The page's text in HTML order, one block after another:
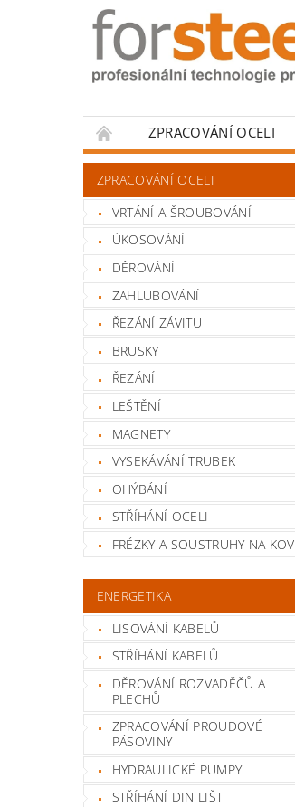
ZPRACOVÁNÍ OCELI
HODNOCENÍ OBCHODU
ZPRACOVÁNÍ OCELI
VRTÁNÍ A ŠROUBOVÁNÍ
ÚKOSOVÁNÍ
DĚROVÁNÍ
ZAHLUBOVÁNÍ
ŘEZÁNÍ ZÁVITU
BRUSKY
ŘEZÁNÍ
LEŠTĚNÍ
MAGNETY
VYSEKÁVÁNÍ TRUBEK
OHÝBÁNÍ
STŘÍHÁNÍ OCELI
FRÉZKY A SOUSTRUHY NA KOV
ENERGETIKA
LISOVÁNÍ KABELŮ
STŘÍHÁNÍ KABELŮ
DĚROVÁNÍ ROZVADĚČŮ A
PLECHŮ
ZPRACOVÁNÍ PROUDOVÉ
PÁSOVINY
HYDRAULICKÉ PUMPY
STŘÍHÁNÍ DIN LIŠT